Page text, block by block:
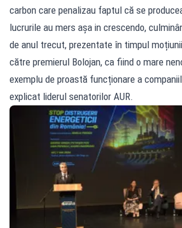
carbon care penalizau faptul că se
lucrurile au mers așa in crescendo,
de anul trecut, prezentate în timpul
către premierul Bolojan, ca fiind o mare
exemplu de proastă funcționare a
explicat liderul senatorilor AUR.